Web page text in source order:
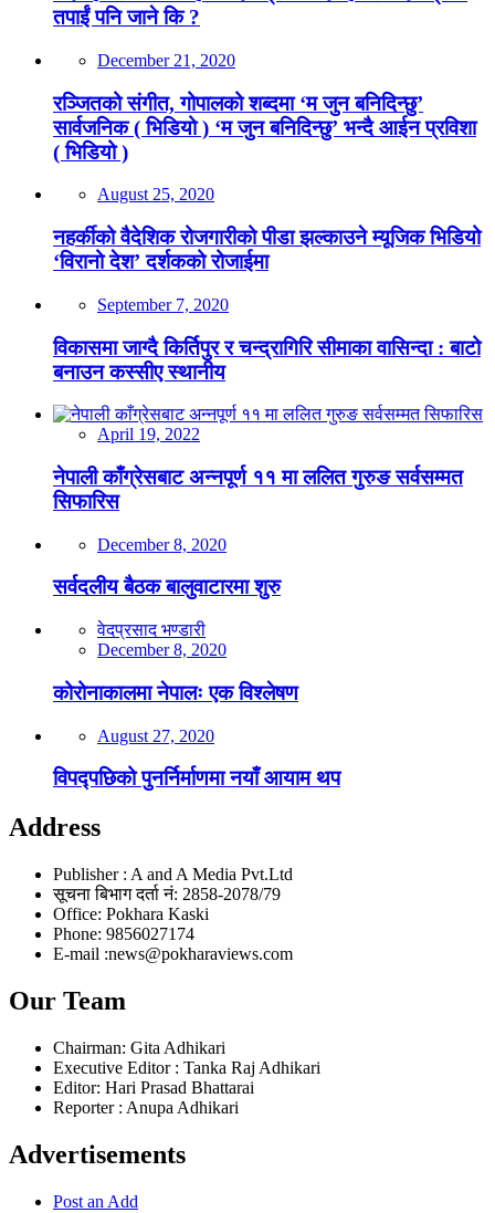
तपाईं पनि जाने कि ?
December 21, 2020
रञ्जितको संगीत, गोपालको शब्दमा ‘म जुन बनिदिन्छु’
सार्वजनिक ( भिडियो ) ‘म जुन बनिदिन्छु’ भन्दै आईन प्रविशा
( भिडियो )
August 25, 2020
नहर्कीको वैदेशिक रोजगारीको पीडा झल्काउने म्यूजिक भिडियो
‘विरानो देश’ दर्शकको रोजाईमा
September 7, 2020
विकासमा जाग्दै किर्तिपुर र चन्द्रागिरि सीमाका वासिन्दा : बाटो
बनाउन कस्सीए स्थानीय
April 19, 2022
नेपाली काँग्रेसबाट अन्नपूर्ण ११ मा ललित गुरुङ सर्वसम्मत
सिफारिस
December 8, 2020
सर्वदलीय बैठक बालुवाटारमा शुरु
वेदप्रसाद भण्डारी
December 8, 2020
कोरोनाकालमा नेपालः एक विश्लेषण
August 27, 2020
विपद्पछिको पुनर्निर्माणमा नयाँ आयाम थप
Address
Publisher : A and A Media Pvt.Ltd
सूचना बिभाग दर्ता नं: 2858-2078/79
Office: Pokhara Kaski
Phone: 9856027174
E-mail :news@pokharaviews.com
Our Team
Chairman: Gita Adhikari
Executive Editor : Tanka Raj Adhikari
Editor: Hari Prasad Bhattarai
Reporter : Anupa Adhikari
Advertisements
Post an Add